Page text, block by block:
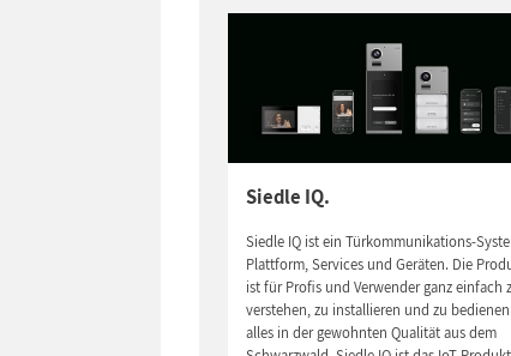
Siedle IQ.
Siedle IQ ist ein Türkommunikations-
Plattform, Services und Geräten. Die
ist für Profis und Verwender ganz einfach
verstehen, zu installieren und zu
alles in der gewohnten Qualität aus dem